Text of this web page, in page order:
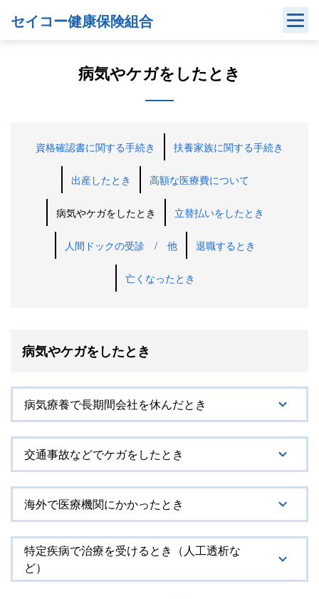
セイコー健康保険組合
病気やケガをしたとき
資格確認書に関する手続き 扶養家族に関する手続き
出産したとき 高額な医療費について
病気やケガをしたとき 立替払いをしたとき
人間ドックの受診 / 他 退職するとき
亡くなったとき
病気やケガをしたとき
病気療養で長期間会社を休んだとき
交通事故などでケガをしたとき
海外で医療機関にかかったとき
特定疾病で治療を受けるとき（人工透析な
ど）